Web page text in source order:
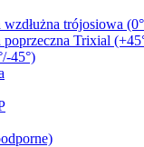
trójosiowa
Trixial
45°)